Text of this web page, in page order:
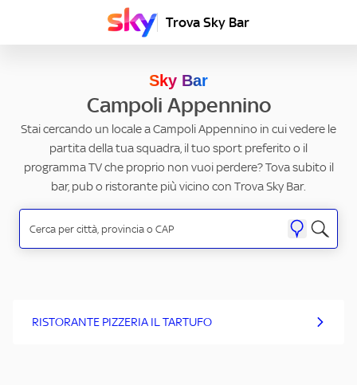
Trova Sky Bar
Sky Bar
Campoli Appennino
Stai cercando un locale a Campoli Appennino in cui vedere le
partita della tua squadra, il tuo sport preferito o il
programma TV che proprio non vuoi perdere? Tova subito il
bar, pub o ristorante più vicino con Trova Sky Bar.
RISTORANTE PIZZERIA IL TARTUFO